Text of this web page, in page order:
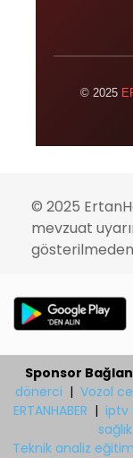
© 2025
© 2025
mevzuat
gösterilmeden
Sponsor
dönerci | Vozol
ERTANHABER | iptv
Teknik analiz